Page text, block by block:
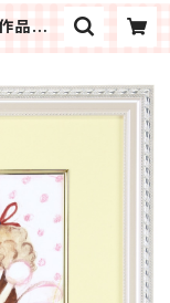
オン